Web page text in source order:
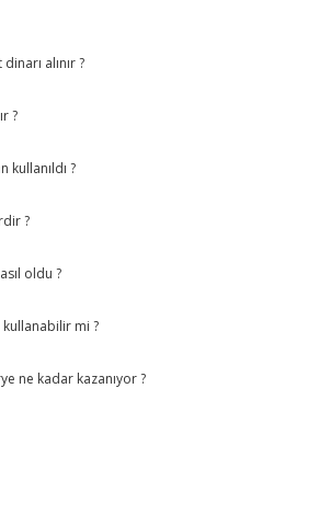
alınır ?
?
kullanıldı ?
?
oldu ?
mi ?
ne kadar kazanıyor ?